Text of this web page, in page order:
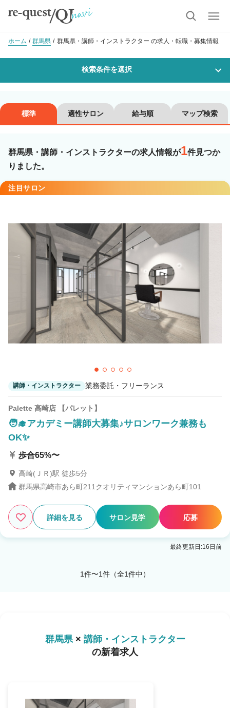
ホーム 群馬県 群馬県・講師・インストラクター の求人・転職・募集情報
検索条件を選択
沿線・駅を選択 市区町村を選択
職種・技能ランク
カラーリスト フロント・レセプション
ヘアメイク・美容部員 アイリスト
ネイリスト エステティシャン
講師・インストラクター 営業・販売スタッフ・その他
雇用形態
詳細条件
この条件の求人数
検索する
標準 適性サロン 給与順 マップ検索
群馬県・講師・インストラクターの求人情報が1件見つか
りました。
注目サロン
講師・インストラクター 業務委託・フリーランス
Palette 高崎店 【パレット】
🧑‍🎓アカデミー講師大募集♪サロンワーク兼務も
OK✨
歩合65%〜
高崎(ＪＲ)駅 徒歩5分
群馬県高崎市あら町211クオリティマンションあら町101
詳細を見る サロン見学 応募
最終更新日:16日前
1件〜1件（全1件中）
群馬県× 講師・インストラクター
の新着求人